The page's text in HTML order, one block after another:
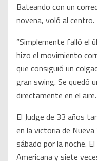
Bateando con un
novena, voló al centro.
“Simplemente falló el
hizo el movimiento
que consiguió un
gran swing. Se quedó
directamente en el
El Judge de 33 años
en la victoria de
sábado por la noche.
Americana y siete